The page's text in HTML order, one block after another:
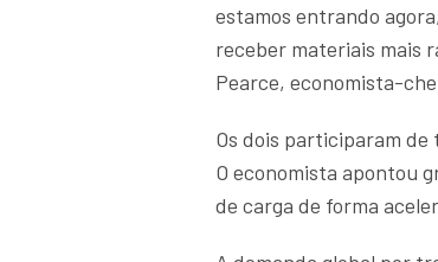
estamos entrando
receber materiais mais
Pearce, economista-
Os dois participaram
O economista apontou
de carga de forma